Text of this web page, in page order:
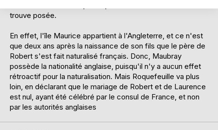
trouve posée.
En effet, l'île Maurice appartient à l'Angleterre, et ce n'est
que deux ans après la naissance de son fils que le père de
Robert s'est fait naturalisé français. Donc, Maubray
possède la nationalité anglaise, puisqu'il n'y a aucun effet
rétroactif pour la naturalisation. Mais Roquefeuille va plus
loin, en déclarant que le mariage de Robert et de Laurence
est nul, ayant été célébré par le consul de France, et non
par les autorités anglaises